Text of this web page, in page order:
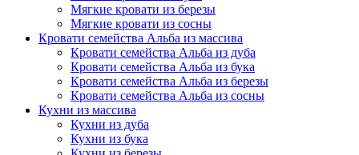
Мягкие кровати из березы
Мягкие кровати из сосны
Кровати семейства Альба из массива
Кровати семейства Альба из дуба
Кровати семейства Альба из бука
Кровати семейства Альба из березы
Кровати семейства Альба из сосны
Кухни из массива
Кухни из дуба
Кухни из бука